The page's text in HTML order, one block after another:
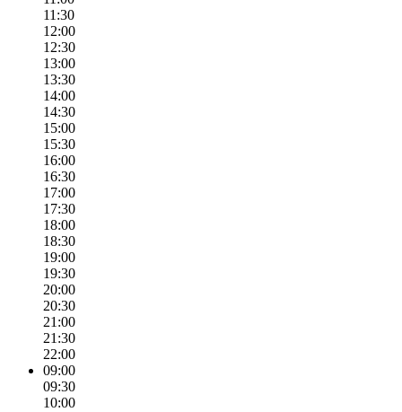
11:30
12:00
12:30
13:00
13:30
14:00
14:30
15:00
15:30
16:00
16:30
17:00
17:30
18:00
18:30
19:00
19:30
20:00
20:30
21:00
21:30
22:00
09:00
09:30
10:00